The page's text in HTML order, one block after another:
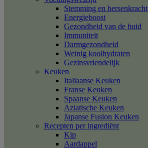
Stemming en hersenkracht
Energieboost
Gezondheid van de huid
Immuniteit
Darmgezondheid
Weinig koolhydraten
Gezinsvriendelijk
Keuken
Italiaanse Keuken
Franse Keuken
Spaanse Keuken
Aziatische Keuken
Japanse Fusion Keuken
Recepten per ingrediënt
Kip
Aardappel